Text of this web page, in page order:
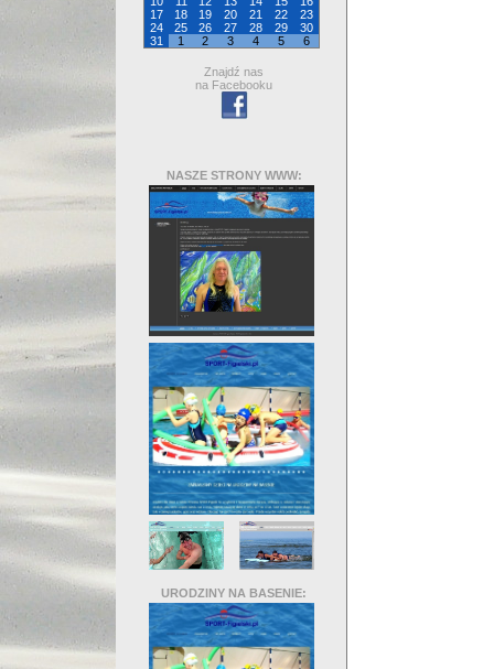
17
18 19 20 21 22
23
24
25 26 27 28 29
30
31
1 2 3 4 5 6
Znajdź nas
na Facebooku
NASZE STRONY WWW:
URODZINY NA BASENIE: